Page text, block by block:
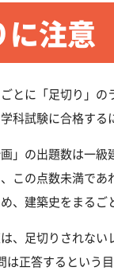
に注意
とに「足切り」
科試験に合格する
」の出題数は一
この点数未満で
、建築史をまるご
、足切りされな
は正答するという